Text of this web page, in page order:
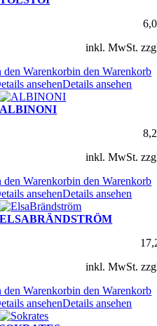
inkl. MwSt.
den Warenkorbin den Warenkorb
ansehenDetails ansehen
ALBINONI
inkl. MwSt.
den Warenkorbin den Warenkorb
ansehenDetails ansehen
ELSABRÄNDSTRÖM
inkl. MwSt.
den Warenkorbin den Warenkorb
ansehenDetails ansehen